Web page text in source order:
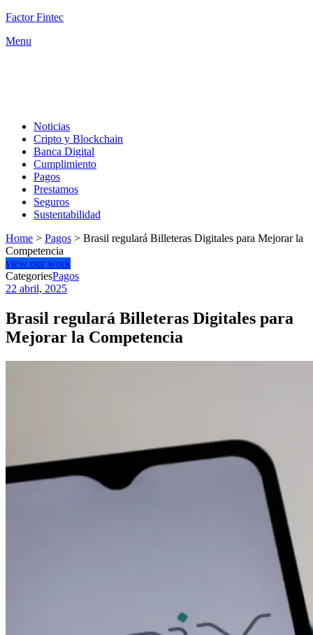
Factor Fintec
Menu
Noticias
Cripto y Blockchain
Banca Digital
Cumplimiento
Pagos
Prestamos
Seguros
Sustentabilidad
Home > Pagos > Brasil regulará Billeteras Digitales para Mejorar la
Competencia
view our work
CategoriesPagos
22 abril, 2025
Brasil regulará Billeteras Digitales para
Mejorar la Competencia